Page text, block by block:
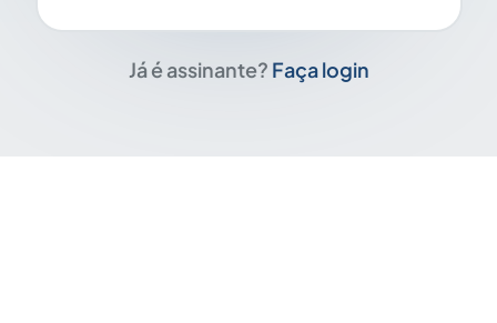
Já é assinante? Faça login